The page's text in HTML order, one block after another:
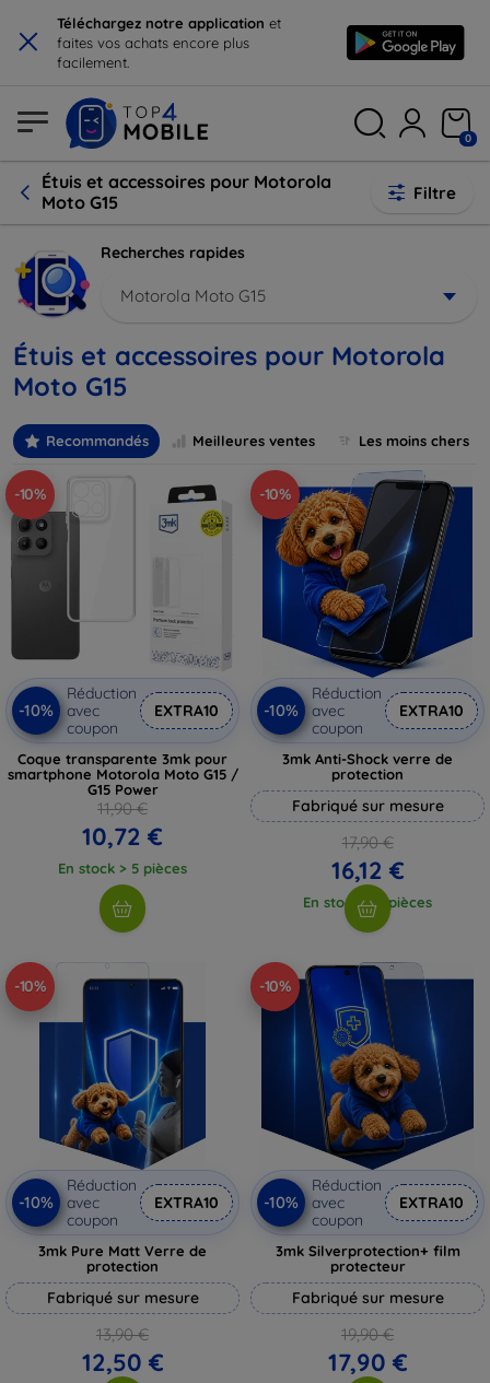
× Téléchargez notre application et
faites vos achats encore plus
facilement.
0
Étuis et accessoires pour Motorola
Moto G15
Filtre
Recherches rapides
Motorola Moto G15
Étuis et accessoires pour Motorola
Moto G15
Recommandés Meilleures ventes Les moins chers
-10%
-10%
Réduction
avec
coupon
EXTRA10
Coque transparente 3mk pour
smartphone Motorola Moto G15 /
G15 Power
11,90 €
10,72 €
En stock > 5 pièces
-10%
-10%
Réduction
avec
coupon
EXTRA10
3mk Anti-Shock verre de
protection
Fabriqué sur mesure
17,90 €
16,12 €
En stock > 5 pièces
-10%
-10%
Réduction
avec
coupon
EXTRA10
3mk Pure Matt Verre de
protection
Fabriqué sur mesure
13,90 €
12,50 €
-10%
-10%
Réduction
avec
coupon
EXTRA10
3mk Silverprotection+ film
protecteur
Fabriqué sur mesure
19,90 €
17,90 €